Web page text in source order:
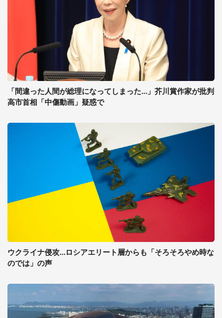
「間違った人間が総理になってしまった...」芥川賞作家が批判
高市首相「中傷動画」疑惑で
ウクライナ侵攻...ロシアエリート層からも「そろそろやめ時な
のでは」の声